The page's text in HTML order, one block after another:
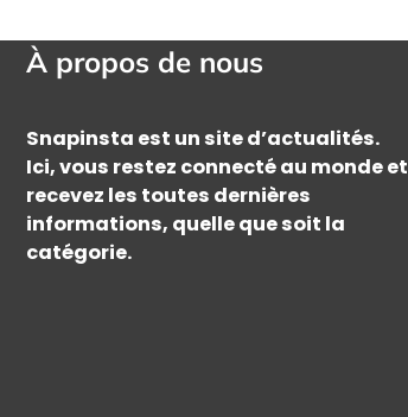
À propos de nous
Snapinsta est un site d’actualités.
Ici, vous restez connecté au monde et
recevez les toutes dernières
informations, quelle que soit la
catégorie.